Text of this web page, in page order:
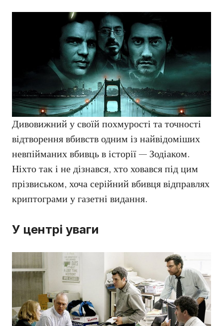
Дивовижний у своїй похмурості та точності
відтворення вбивств одним із найвідоміших
невпійманих вбивць в історії — Зодіаком.
Ніхто так і не дізнався, хто ховався під цим
прізвиськом, хоча серійний вбивця відправлях
криптограми у газетні видання.
У центрі уваги